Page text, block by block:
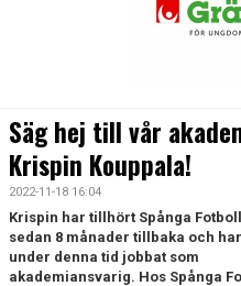
Säg hej till vår
Krispin Kouppala!
2022-11-18 16:04
Krispin har tillhört Spånga Fotboll
sedan 8 månader tillbaka och har
under denna tid jobbat som
akademiansvarig. Hos Spånga